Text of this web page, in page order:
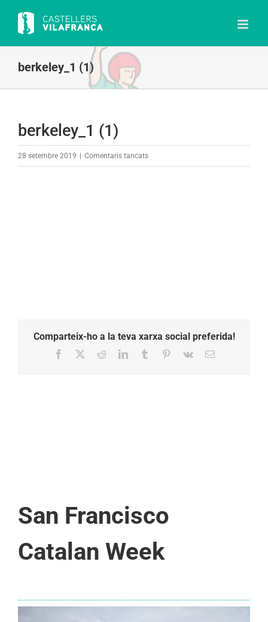
content
berkeley_1 (1)
berkeley_1 (1)
28 setembre 2019 Comentaris tancatsa
Comparteix-ho a la teva xarxa social preferida!
Facebook RedditLinkedInTumblr Pinterest
Vk Email:
San Francisco
Catalan Week